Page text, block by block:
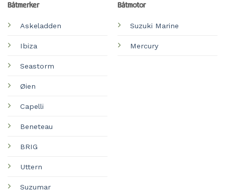
Båtmerker
Askeladden
Ibiza
Seastorm
Øien
Capelli
Beneteau
BRIG
Uttern
Suzumar
Båtmotor
Suzuki Marine
Mercury